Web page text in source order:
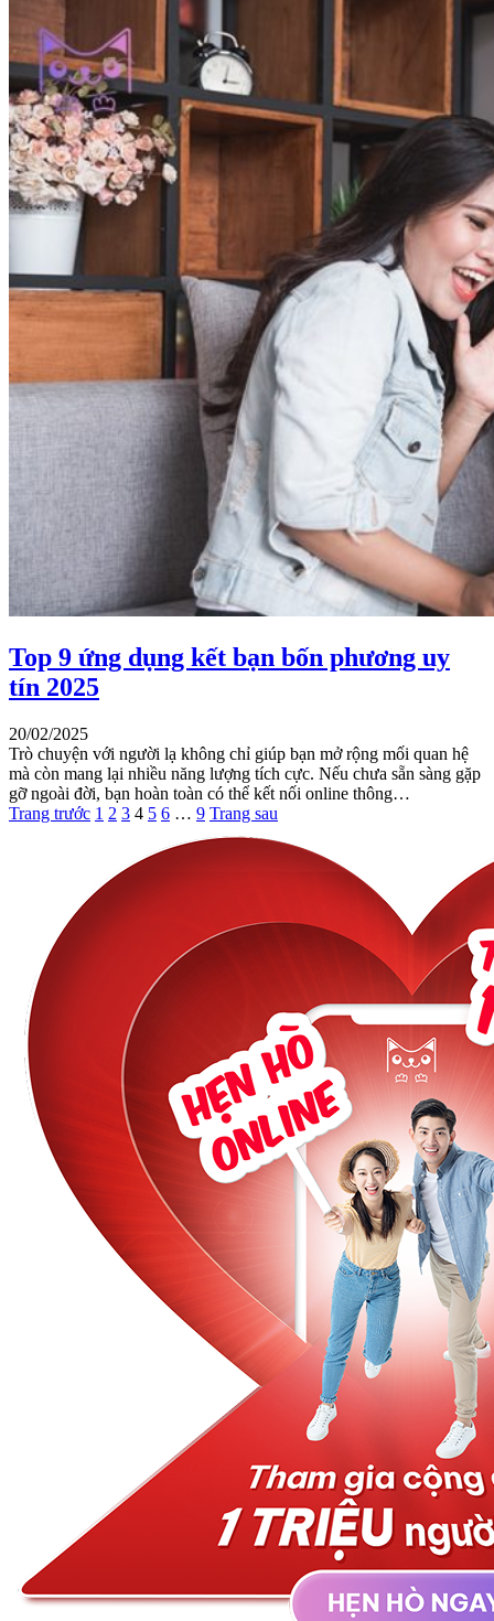
Top 9 ứng dụng kết bạn bốn phương uy
tín 2025
20/02/2025
Trò chuyện với người lạ không chỉ giúp bạn mở rộng mối quan hệ
mà còn mang lại nhiều năng lượng tích cực. Nếu chưa sẵn sàng gặp
gỡ ngoài đời, bạn hoàn toàn có thể kết nối online thông…
Trang trước 1 2 3 4 5 6 … 9 Trang sau